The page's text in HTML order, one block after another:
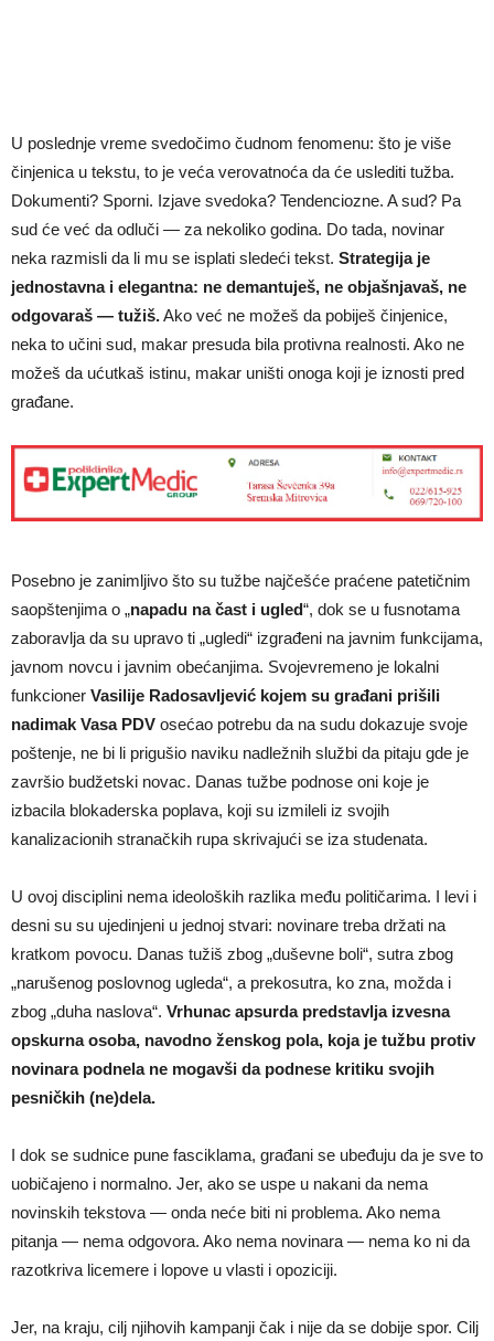
U poslednje vreme svedočimo čudnom fenomenu: što je više
činjenica u tekstu, to je veća verovatnoća da će uslediti tužba.
Dokumenti? Sporni. Izjave svedoka? Tendenciozne. A sud? Pa
sud će već da odluči — za nekoliko godina. Do tada, novinar
neka razmisli da li mu se isplati sledeći tekst. Strategija je
jednostavna i elegantna: ne demantuješ, ne objašnjavaš, ne
odgovaraš — tužiš.Ako već ne možeš da pobiješ činjenice,
neka to učini sud, makar presuda bila protivna realnosti. Ako ne
možeš da ućutkaš istinu, makar uništi onoga koji je iznosti pred
građane.
Posebno je zanimljivo što su tužbe najčešće praćene patetičnim
saopštenjima o „napadu na čast i ugled“, dok se u fusnotama
zaboravlja da su upravo ti „ugledi“ izgrađeni na javnim funkcijama,
javnom novcu i javnim obećanjima. Svojevremeno je lokalni
funkcioner Vasilije Radosavljević kojem su građani prišili
nadimak Vasa PDV osećao potrebu da na sudu dokazuje svoje
poštenje, ne bi li prigušio naviku nadležnih službi da pitaju gde je
završio budžetski novac. Danas tužbe podnose oni koje je
izbacila blokaderska poplava, koji su izmileli iz svojih
kanalizacionih stranačkih rupa skrivajući se iza studenata.
U ovoj disciplini nema ideoloških razlika među političarima. I levi i
desni su su ujedinjeni u jednoj stvari: novinare treba držati na
kratkom povocu. Danas tužiš zbog „duševne boli“, sutra zbog
„narušenog poslovnog ugleda“, a prekosutra, ko zna, možda i
zbog „duha naslova“. Vrhunac apsurda predstavlja izvesna
opskurna osoba, navodno ženskog pola, koja je tužbu protiv
novinara podnela ne mogavši da podnese kritiku svojih
pesničkih (ne)dela.
I dok se sudnice pune fasciklama, građani se ubeđuju da je sve to
uobičajeno i normalno. Jer, ako se uspe u nakani da nema
novinskih tekstova — onda neće biti ni problema. Ako nema
pitanja — nema odgovora. Ako nema novinara — nema ko ni da
razotkriva licemere i lopove u vlasti i opoziciji.
Jer, na kraju, cilj njihovih kampanji čak i nije da se dobije spor. Cilj